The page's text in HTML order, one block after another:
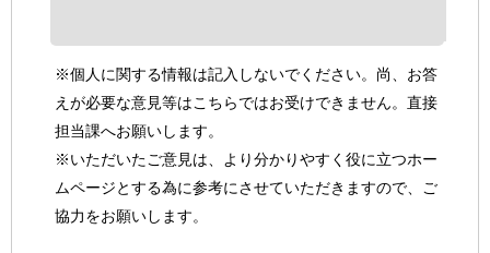
※個人に関する情報は記入しないでください。尚、お答
えが必要な意見等はこちらではお受けできません。直接
担当課へお願いします。
※いただいたご意見は、より分かりやすく役に立つホー
ムページとする為に参考にさせていただきますので、ご
協力をお願いします。